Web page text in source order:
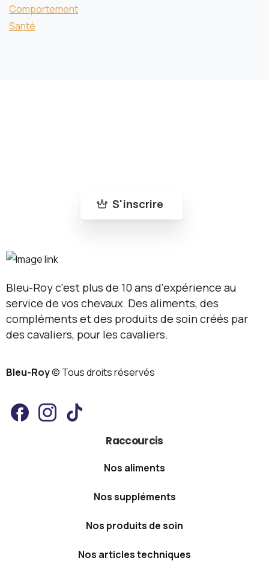
Comportement
Santé
S'inscrire
Raccourcis
Nos aliments
Nos suppléments
Nos produits de soin
Nos articles techniques